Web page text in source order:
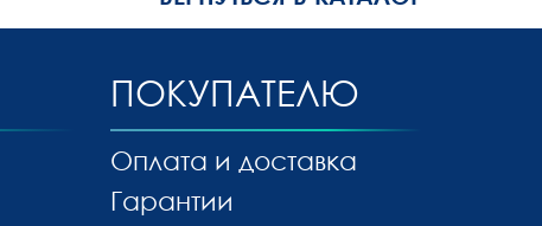
ПОКУПАТЕЛЮ
Оплата и доставка
Гарантии